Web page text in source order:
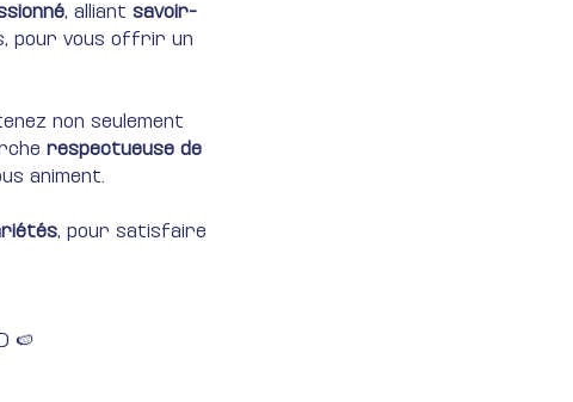
, alliant savoir-
pour vous offrir un
non seulement
respectueuse de
animent.
, pour satisfaire
🍉